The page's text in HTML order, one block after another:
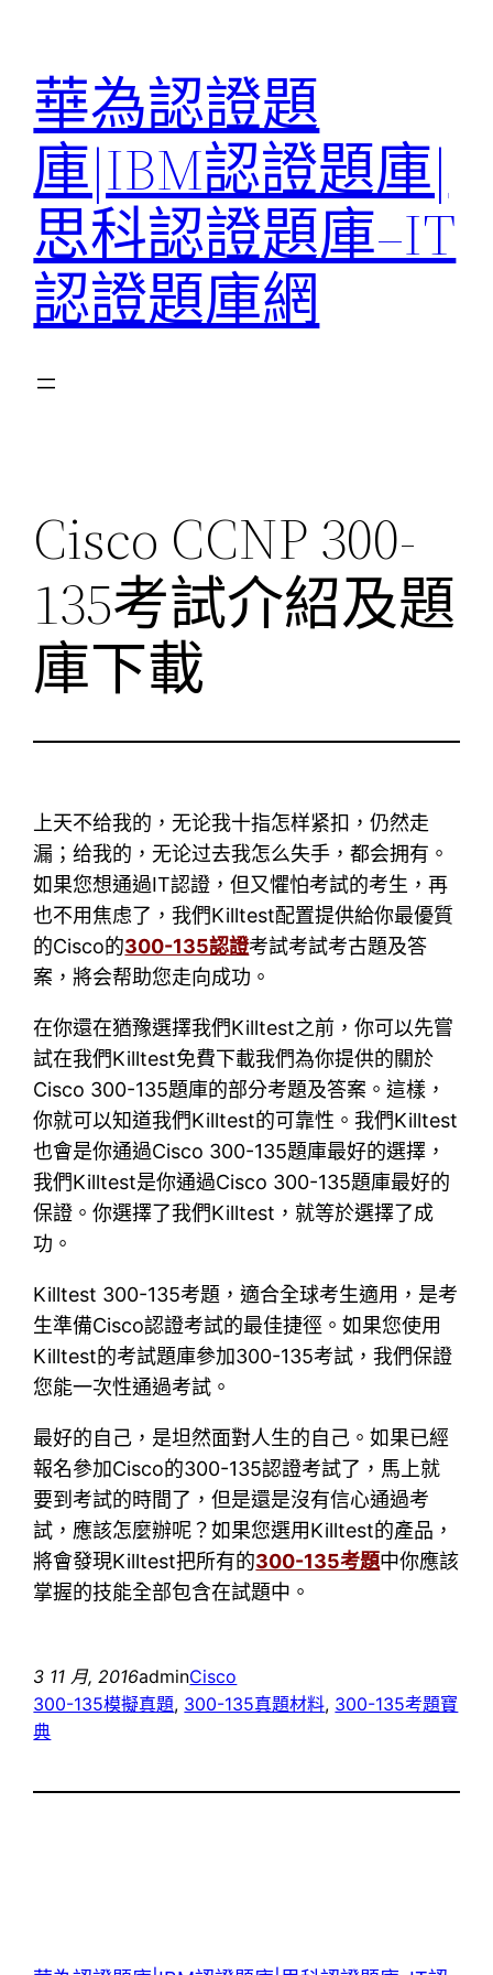
華為認證題
庫|IBM認證題庫|
思科認證題庫–IT
認證題庫網
Cisco CCNP 300-
135考試介紹及題
庫下載
上天不给我的，无论我十指怎样紧扣，仍然走
漏；给我的，无论过去我怎么失手，都会拥有。
如果您想通過IT認證，但又懼怕考試的考生，再
也不用焦虑了，我們Killtest配置提供給你最優質
的Cisco的300-135認證考試考試考古題及答
案，將会帮助您走向成功。
在你還在猶豫選擇我們Killtest之前，你可以先嘗
試在我們Killtest免費下載我們為你提供的關於
Cisco 300-135題庫的部分考題及答案。這樣，
你就可以知道我們Killtest的可靠性。我們Killtest
也會是你通過Cisco 300-135題庫最好的選擇，
我們Killtest是你通過Cisco 300-135題庫最好的
保證。你選擇了我們Killtest，就等於選擇了成
功。
Killtest 300-135考題，適合全球考生適用，是考
生準備Cisco認證考試的最佳捷徑。如果您使用
Killtest的考試題庫參加300-135考試，我們保證
您能一次性通過考試。
最好的自己，是坦然面對人生的自己。如果已經
報名參加Cisco的300-135認證考試了，馬上就
要到考試的時間了，但是還是沒有信心通過考
試，應該怎麼辦呢？如果您選用Killtest的產品，
將會發現Killtest把所有的300-135考題中你應該
掌握的技能全部包含在試題中。
3 11 月, 2016adminCisco
300-135模擬真題, 300-135真題材料, 300-135考題寶
典